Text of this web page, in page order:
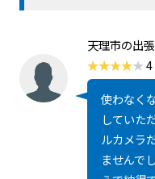
天理市の出
4
使わなく
していた
ルカメラ
ませんで